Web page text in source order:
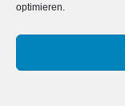
optimieren.